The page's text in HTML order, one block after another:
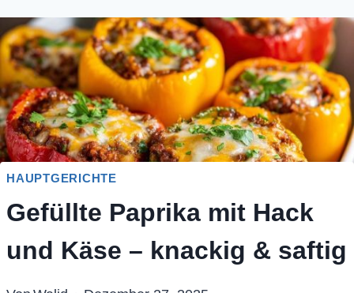
HAUPTGERICHTE
Gefüllte Paprika mit Hack
und Käse – knackig & saftig